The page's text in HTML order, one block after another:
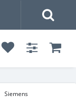
Siemens